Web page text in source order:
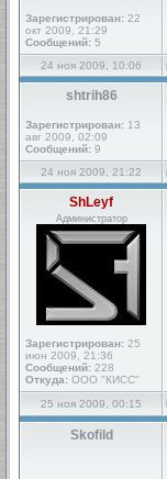
Зарегистрирован: 22
окт 2009, 21:29
Сообщений: 5
24 ноя 2009, 10:06
shtrih86
Зарегистрирован: 13
авг 2009, 02:09
Сообщений: 9
24 ноя 2009, 21:22
ShLeyf
Администратор
Зарегистрирован: 25
июн 2009, 21:36
Сообщений: 228
Откуда: ООО "КИСС"
25 ноя 2009, 00:15
Skofild